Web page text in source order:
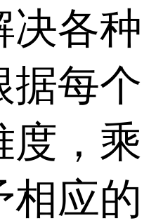
决各种
据每个
度，乘
相应的